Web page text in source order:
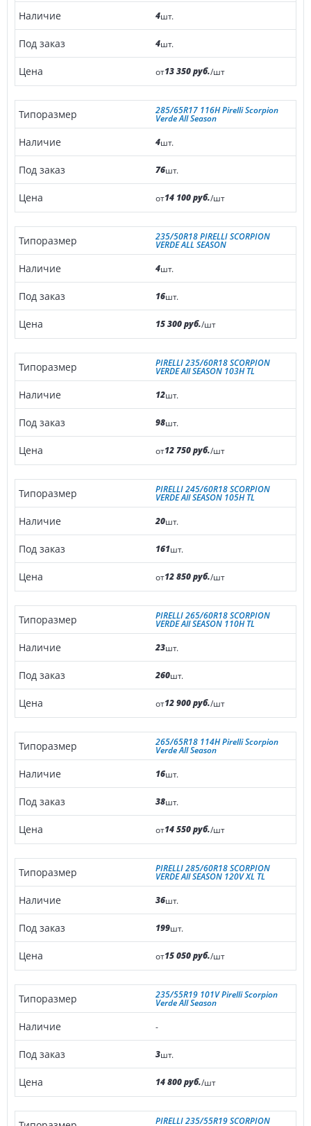
4шт.
4шт.
от13 350 руб./шт
285/65R17 116H Pirelli Scorpion
Verde All Season
4шт.
76шт.
от14 100 руб./шт
235/50R18 PIRELLI SCORPION
VERDE ALL SEASON
4шт.
16шт.
15 300 руб./шт
PIRELLI 235/60R18 SCORPION
VERDE All SEASON 103H TL
12шт.
98шт.
от12 750 руб./шт
PIRELLI 245/60R18 SCORPION
VERDE All SEASON 105H TL
20шт.
161шт.
от12 850 руб./шт
PIRELLI 265/60R18 SCORPION
VERDE All SEASON 110H TL
23шт.
260шт.
от12 900 руб./шт
265/65R18 114H Pirelli Scorpion
Verde All Season
16шт.
38шт.
от14 550 руб./шт
PIRELLI 285/60R18 SCORPION
VERDE All SEASON 120V XL TL
36шт.
199шт.
от15 050 руб./шт
235/55R19 101V Pirelli Scorpion
Verde All Season
-
3шт.
14 800 руб./шт
PIRELLI 235/55R19 SCORPION